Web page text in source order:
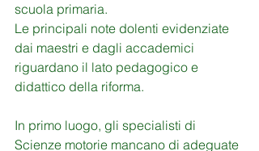
scuola primaria.
Le principali note dolenti evidenziate
dai maestri e dagli accademici
riguardano il lato pedagogico e
didattico della riforma.
In primo luogo, gli specialisti di
Scienze motorie mancano di adeguate